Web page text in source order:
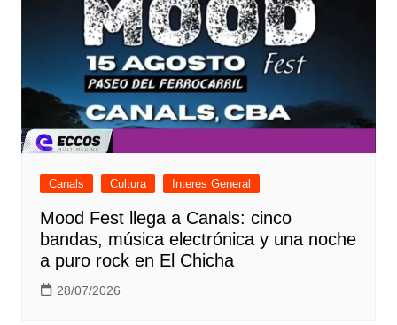
Canals Cultura Interes General
Mood Fest llega a Canals: cinco
bandas, música electrónica y una noche
a puro rock en El Chicha
28/07/2026